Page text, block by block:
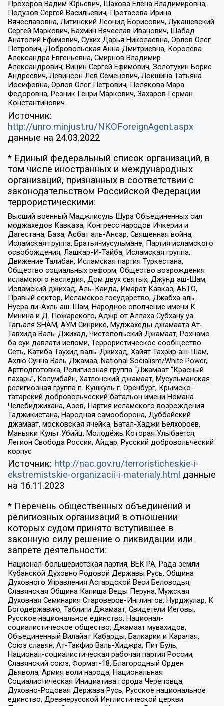
Прохоров Вадим Юрьевич, Шахова Елена Владимировна,
Подузов Сергей Васильевич, Протасова Ирина
Вячеславовна, Литинский Леонид Борисович, Лукашевский
Сергей Маркович, Бахмин Вячеслав Иванович, Шабад
Анатолий Ефимович, Сухих Дарья Николаевна, Орлов Олег
Петрович, Добровольская Анна Дмитриевна, Королева
Александра Евгеньевна, Смирнов Владимир
Александрович, Вицин Сергей Ефимович, Золотухин Борис
Андреевич, Левинсон Лев Семенович, Локшина Татьяна
Иосифовна, Орлов Олег Петрович, Полякова Мара
Федоровна, Резник Генри Маркович, Захаров Герман
Константинович
Источник:
http://unro.minjust.ru/NKOForeignAgent.aspx
данные на 24.03.2022
* Единый федеральный список организаций, в
том числе иностранных и международных
организаций, признанных в соответствии с
законодательством Российской Федерации
террористическими:
Высший военный Маджлисуль Шура Объединенных сил
моджахедов Кавказа, Конгресс народов Ичкерии и
Дагестана, База, Асбат аль-Ансар, Священная война,
Исламская группа, Братья-мусульмане, Партия исламского
освобождения, Лашкар-И-Тайба, Исламская группа,
Движение Талибан, Исламская партия Туркестана,
Общество социальных реформ, Общество возрождения
исламского наследия, Дом двух святых, Джунд аш-Шам,
Исламский джихад, Аль-Каида, Имарат Кавказ, АБТО,
Правый сектор, Исламское государство, Джабха аль-
Нусра ли-Ахль аш-Шам, Народное ополчение имени К.
Минина и Д. Пожарского, Аджр от Аллаха Субхану уа
Тагьаля SHAM, АУМ Синрике, Муджахеды джамаата Ат-
Тавхида Валь-Джихад, Чистопольский Джамаат, Рохнамо
ба суи давлати исломи, Террористическое сообщество
Сеть, Катиба Таухид валь-Джихад, Хайят Тахрир аш-Шам,
Ахлю Сунна Валь Джамаа, National Socialism/White Power,
Артподготовка, Религиозная группа “Джамаат “Красный
пахарь”, Колумбайн, Хатлонский джамаат, Мусульманская
религиозная группа п. Кушкуль г. Оренбург, Крымско-
татарский добровольческий батальон имени Номана
Челебиджихана, Азов, Партия исламского возрождения
Таджикистана, Народная самооборона, Дуббайский
джамаат, московская ячейка, Батал-Хаджи Белхороев,
Маньяки Культ Убийц, Молодёжь Которая Улыбается,
Легион Свобода России, Айдар, Русский добровольческий
корпус
Источник: http://nac.gov.ru/terroristicheskie-i-
ekstremistskie-organizacii-i-materialy.html данные
на 16.11.2023
* Перечень общественных объединений и
религиозных организаций в отношении
которых судом принято вступившее в
законную силу решение о ликвидации или
запрете деятельности:
Национал-большевистская партия, ВЕК РА, Рада земли
Кубанской Духовно Родовой Державы Русь, Община
Духовного Управления Асгардской Веси Беловодья,
Славянская Община Капища Веды Перуна, Мужская
Духовная Семинария Староверов-Инглингов, Нурджулар, К
Богодержавию, Таблиги Джамаат, Свидетели Иеговы,
Русское национальное единство, Национал-
социалистическое общество, Джамаат мувахидов,
Объединенный Вилайат Кабарды, Балкарии и Карачая,
Союз славян, Ат-Такфир Валь-Хиджра, Пит Буль,
Национал-социалистическая рабочая партия России,
Славянский союз, Формат-18, Благородный Орден
Дьявола, Армия воли народа, Национальная
Социалистическая Инициатива города Череповца,
Духовно-Родовая Держава Русь, Русское национальное
единство, Древнерусской Инглистической церкви